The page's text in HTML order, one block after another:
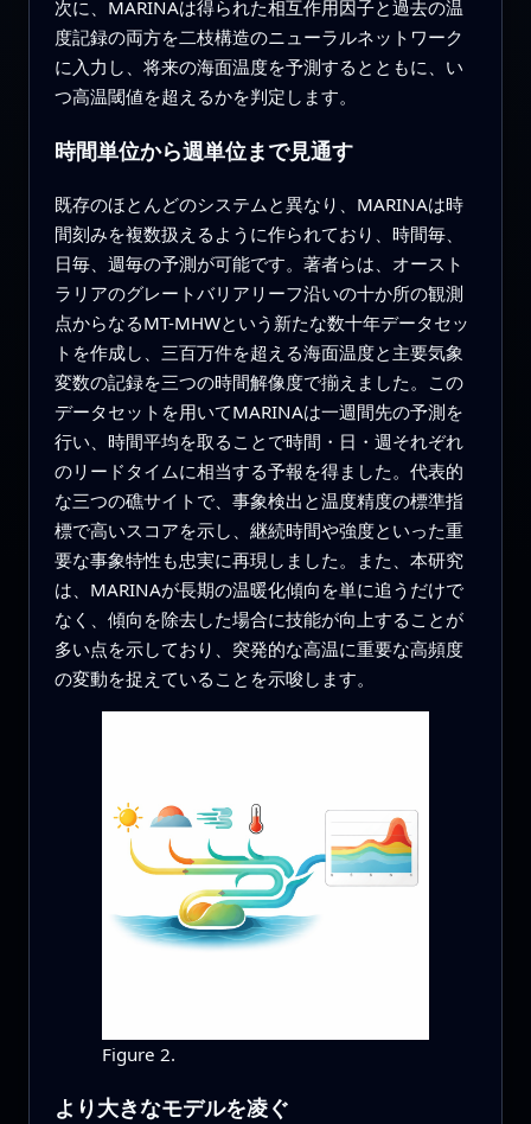
次に、MARINAは得られた相互作用因子と過去の温
度記録の両方を二枝構造のニューラルネットワーク
に入力し、将来の海面温度を予測するとともに、い
つ高温閾値を超えるかを判定します。
時間単位から週単位まで見通す
既存のほとんどのシステムと異なり、MARINAは時
間刻みを複数扱えるように作られており、時間毎、
日毎、週毎の予測が可能です。著者らは、オースト
ラリアのグレートバリアリーフ沿いの十か所の観測
点からなるMT-MHWという新たな数十年データセッ
トを作成し、三百万件を超える海面温度と主要気象
変数の記録を三つの時間解像度で揃えました。この
データセットを用いてMARINAは一週間先の予測を
行い、時間平均を取ることで時間・日・週それぞれ
のリードタイムに相当する予報を得ました。代表的
な三つの礁サイトで、事象検出と温度精度の標準指
標で高いスコアを示し、継続時間や強度といった重
要な事象特性も忠実に再現しました。また、本研究
は、MARINAが長期の温暖化傾向を単に追うだけで
なく、傾向を除去した場合に技能が向上することが
多い点を示しており、突発的な高温に重要な高頻度
の変動を捉えていることを示唆します。
Figure 2.
より大きなモデルを凌ぐ